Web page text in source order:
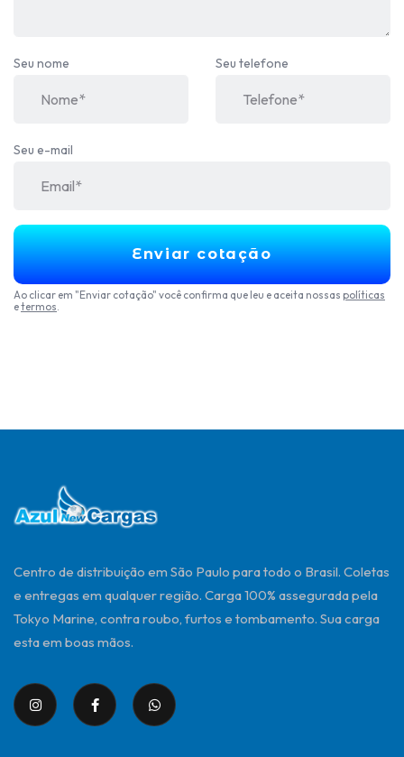
Seu nome Seu telefone
Seu e-mail
Ao clicar em "Enviar cotação" você confirma que leu e aceita nossas políticas
etermos.
Enviar cotação
Centro de distribuição em São Paulo para todo o Brasil. Coletas
e entregas em qualquer região. Carga 100% assegurada pela
Tokyo Marine, contra roubo, furtos e tombamento. Sua carga
esta em boas mãos.